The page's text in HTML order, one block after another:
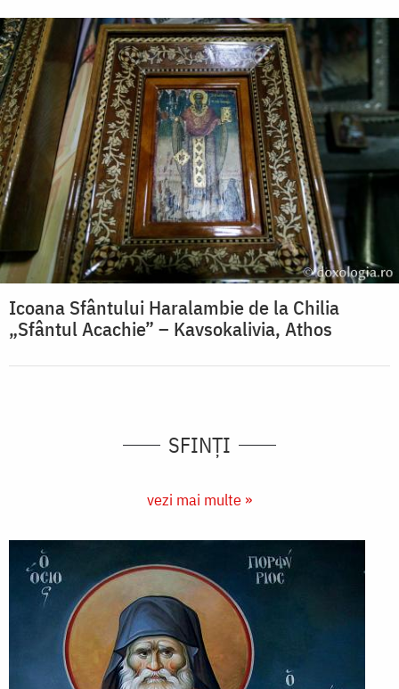
Icoana Sfântului Haralambie de la Chilia
„Sfântul Acachie” – Kavsokalivia, Athos
SFINȚI
vezi mai multe »